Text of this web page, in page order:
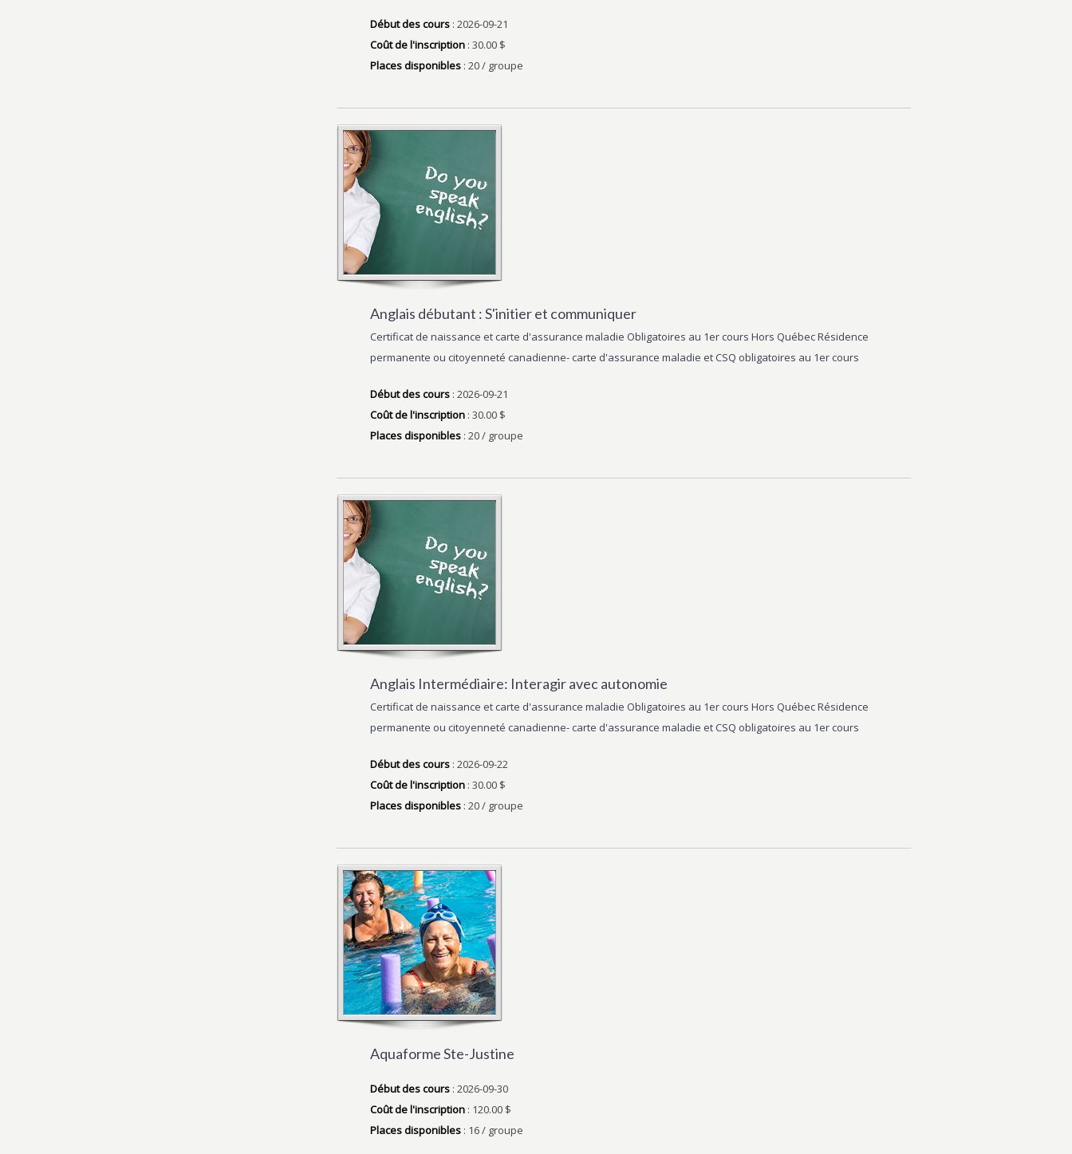
Début des cours : 2026-09-21
Coût de l'inscription : 30.00 $
Places disponibles : 20 / groupe
Anglais débutant : S'initier et communiquer
Certificat de naissance et carte d'assurance maladie Obligatoires au 1er cours Hors Québec Résidence
permanente ou citoyenneté canadienne- carte d'assurance maladie et CSQ obligatoires au 1er cours
Début des cours : 2026-09-21
Coût de l'inscription : 30.00 $
Places disponibles : 20 / groupe
Anglais Intermédiaire: Interagir avec autonomie
Certificat de naissance et carte d'assurance maladie Obligatoires au 1er cours Hors Québec Résidence
permanente ou citoyenneté canadienne- carte d'assurance maladie et CSQ obligatoires au 1er cours
Début des cours : 2026-09-22
Coût de l'inscription : 30.00 $
Places disponibles : 20 / groupe
Aquaforme Ste-Justine
Début des cours : 2026-09-30
Coût de l'inscription : 120.00 $
Places disponibles : 16 / groupe